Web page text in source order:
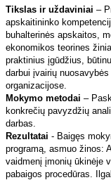
Tikslas ir uždaviniai –
apskaitininko
buhalterinės apskaitos,
ekonomikos teorines
praktinius įgūdžius,
darbui įvairių
organizacijose.
Mokymo metodai –
konkrečių pavyzdžių
darbas.
Rezultatai - Baigęs
programą, asmuo žinos:
vaidmenį įmonių ūkinėje
pabaigos procedūras.